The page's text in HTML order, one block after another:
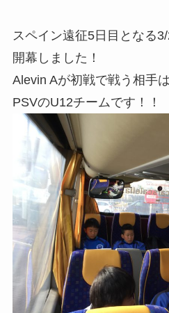
スペイン遠征5日目となる
開幕しました！
Alevin Aが初戦で戦う相手
PSVのU12チームです！！